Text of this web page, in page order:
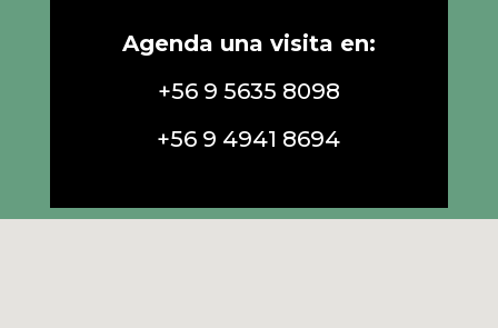
Agenda una visita en:
+56 9 5635 8098
+56 9 4941 8694